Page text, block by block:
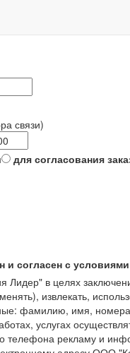
связи)
для согласования
согласен с
в целях
извлекать,
фамилию, имя,
услугах
телефона рекламу и